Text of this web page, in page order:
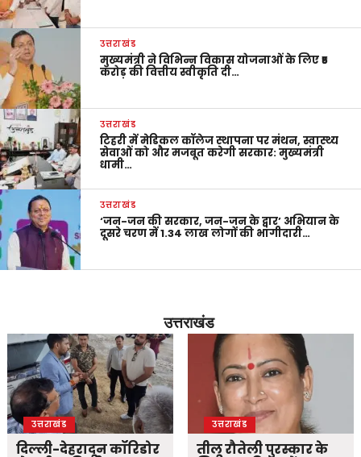
उत्तराखंड
मुख्यमंत्री ने विभिन्न विकास योजनाओं के लिए ₹5
करोड़ की वित्तीय स्वीकृति दी…
उत्तराखंड
टिहरी में मेडिकल कॉलेज स्थापना पर मंथन, स्वास्थ्य
सेवाओं को और मजबूत करेगी सरकार: मुख्यमंत्री
धामी…
उत्तराखंड
‘जन-जन की सरकार, जन-जन के द्वार’ अभियान के
दूसरे चरण में 1.34 लाख लोगों की भागीदारी…
उत्तराखंड
उत्तराखंड
दिल्ली-देहरादून कॉरिडोर
उत्तराखंड
तीलू रौतेली पुरस्कार के